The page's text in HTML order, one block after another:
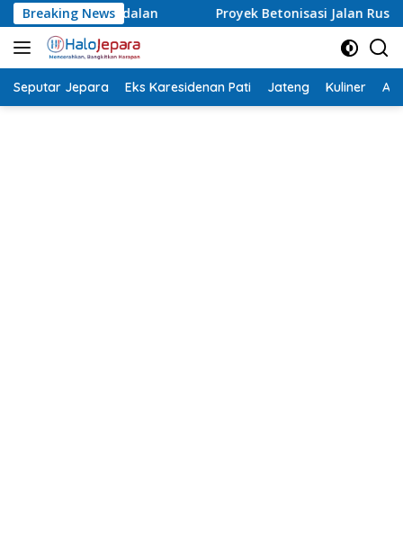
Langsung
ke
konten
Breaking News
Proyek Betonisasi Jalan Rusak Parah di Sekuro Mlonggo
Seputar Jepara Eks Karesidenan Pati Jateng Kuliner